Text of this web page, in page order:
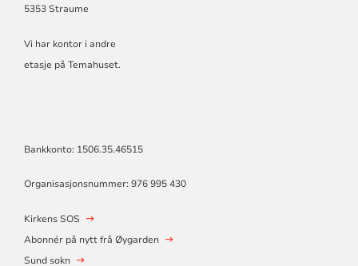
5353 Straume
Vi har kontor i andre
etasje på Temahuset.
Bankkonto: 1506.35.46515
Organisasjonsnummer: 976 995 430
Kirkens SOS
Abonnér på nytt frå Øygarden
Sund sokn